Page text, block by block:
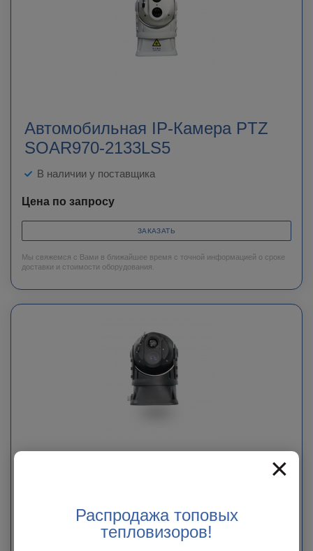
Автомобильная IP-Камера PTZ
SOAR970-2133LS5
В наличии у поставщика
Цена по запросу
ЗАКАЗАТЬ
Мы свяжемся с Вами в ближайшее время с точной информацией о сроке
доставки и стоимости оборудования.
В наличии у поставщика
×
Распродажа топовых
тепловизоров!